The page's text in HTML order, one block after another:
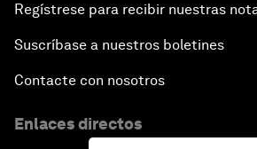
Regístrese para recibir nuestras
Suscríbase a nuestros boletines
Contacte con nosotros
Enlaces directos